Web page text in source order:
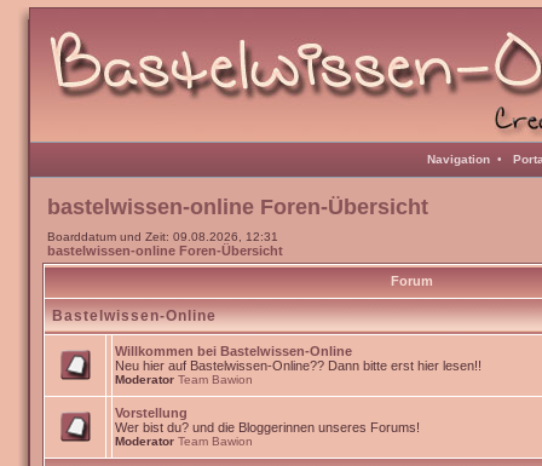
Navigation •
bastelwissen-online Foren-Übersicht
Boarddatum und Zeit: 09.08.2026, 12:31
bastelwissen-online Foren-Übersicht
Forum
Bastelwissen-Online
Willkommen bei Bastelwissen-Online
Neu hier auf Bastelwissen-Online?? Dann bitte erst hier lesen!!
Moderator Team Bawion
Vorstellung
Wer bist du? und die Bloggerinnen unseres Forums!
Moderator Team Bawion